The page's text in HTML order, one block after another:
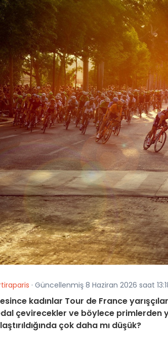
· Güncellenmiş 8 Haziran 2026 saat
kadınlar Tour de France
çevirecekler ve böylece
çok daha mı düşük?